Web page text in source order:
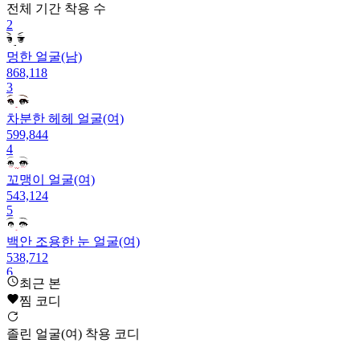
전체 기간 착용 수
2
멍한 얼굴(남)
868,118
3
차분한 헤헤 얼굴(여)
599,844
4
꼬맹이 얼굴(여)
543,124
5
백안 조용한 눈 얼굴(여)
538,712
6
차차 얼굴(여)
507,802
7
최근 본
찜 코디
졸린 얼굴(여) 착용 코디